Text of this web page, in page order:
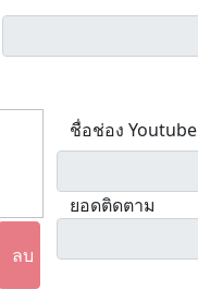
ลบ
ชื่อช่อง Youtube
ยอดติดตาม